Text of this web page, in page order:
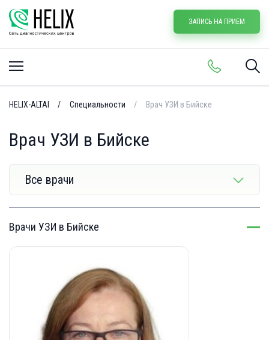
ЗАПИСЬ НА ПРИЕМ
HELIX-ALTAI Специальности Врач УЗИ в Бийске
Врач УЗИ в Бийске
Все врачи
Врачи УЗИ в Бийске